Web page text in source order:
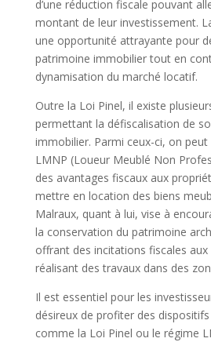
d’une réduction fiscale pouvant
montant de leur investissement.
une opportunité attrayante pour
patrimoine immobilier tout en
dynamisation du marché locatif.
Outre la Loi Pinel, il existe
permettant la défiscalisation de
immobilier. Parmi ceux-ci, on
LMNP (Loueur Meublé Non
des avantages fiscaux aux
mettre en location des biens
Malraux, quant à lui, vise à
la conservation du patrimoine
offrant des incitations fiscales
réalisant des travaux dans des
Il est essentiel pour les
désireux de profiter des
comme la Loi Pinel ou le régime